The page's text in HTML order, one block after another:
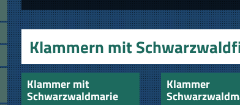
Klammern mit
Klammer mit
Schwarzwaldmarie
Klammer